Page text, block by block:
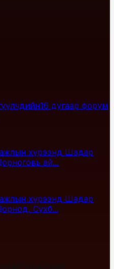
дугаар форум
ажлын хүрээнд Шадар
ай...
ажлын хүрээнд Шадар
Сүхб...